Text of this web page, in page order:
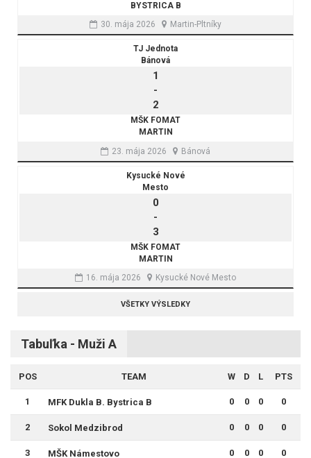
BYSTRICA B
30. mája 2026
Martin-Pltníky
TJ Jednota
Bánová
1
-
2
MŠK FOMAT
MARTIN
23. mája 2026
Bánová
Kysucké Nové
Mesto
0
-
3
MŠK FOMAT
MARTIN
16. mája 2026
Kysucké Nové Mesto
VŠETKY VÝSLEDKY
Tabuľka - Muži A
POS TEAM W D L PTS
1 MFK Dukla B. Bystrica B 0 0 0 0
2 Sokol Medzibrod 0 0 0 0
3 MŠK Námestovo 0 0 0 0